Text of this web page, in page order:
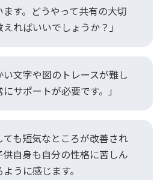
ます。どうやって共有の大切
えればいいでしょうか？」
い文字や図のトレースが難し
にサポートが必要です。」
ても短気なところが改善され
供自身も自分の性格に苦しん
うに感じます。